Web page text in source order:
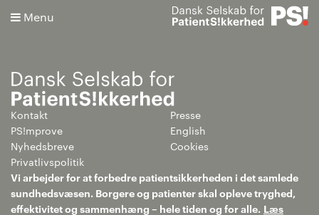
Menu
Søg
Avanceret søgning
Kontakt
Presse
PS!mprove
English
Nyhedsbreve
Cookies
Privatlivspolitik
Vi arbejder for at forbedre patientsikkerheden i det samlede
sundhedsvæsen. Borgere og patienter skal opleve tryghed,
effektivitet og sammenhæng – hele tiden og for alle. Læs